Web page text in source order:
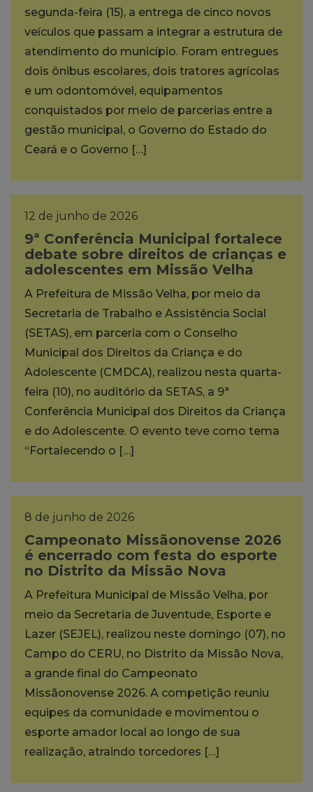
segunda-feira (15), a entrega de cinco novos
veículos que passam a integrar a estrutura de
atendimento do município. Foram entregues
dois ônibus escolares, dois tratores agrícolas
e um odontomóvel, equipamentos
conquistados por meio de parcerias entre a
gestão municipal, o Governo do Estado do
Ceará e o Governo […]
12 de junho de 2026
9ª Conferência Municipal fortalece
debate sobre direitos de crianças e
adolescentes em Missão Velha
A Prefeitura de Missão Velha, por meio da
Secretaria de Trabalho e Assistência Social
(SETAS), em parceria com o Conselho
Municipal dos Direitos da Criança e do
Adolescente (CMDCA), realizou nesta quarta-
feira (10), no auditório da SETAS, a 9ª
Conferência Municipal dos Direitos da Criança
e do Adolescente. O evento teve como tema
“Fortalecendo o […]
8 de junho de 2026
Campeonato Missãonovense 2026
é encerrado com festa do esporte
no Distrito da Missão Nova
A Prefeitura Municipal de Missão Velha, por
meio da Secretaria de Juventude, Esporte e
Lazer (SEJEL), realizou neste domingo (07), no
Campo do CERU, no Distrito da Missão Nova,
a grande final do Campeonato
Missãonovense 2026. A competição reuniu
equipes da comunidade e movimentou o
esporte amador local ao longo de sua
realização, atraindo torcedores […]